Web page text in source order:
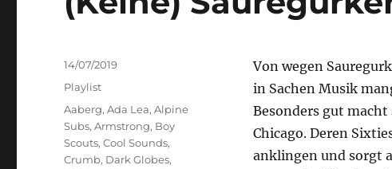
Von wegen
in Sachen Musik
Besonders gut
Chicago. Deren
anklingen und sorgt
Veröffentlicht
am
14/07/2019
Kategorien
Playlist
Schlagwörter
Aaberg,Ada Lea,Alpine
Subs,Armstrong, Boy
Scouts,Cool Sounds,
Crumb, Dark Globes,